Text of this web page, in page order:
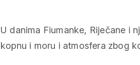
U danima Fiumanke, Riječane i
kopnu i moru i atmosfera zbog